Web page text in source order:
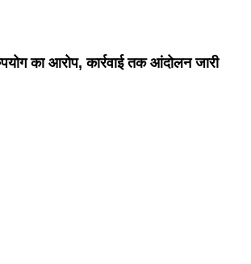
का आरोप, कार्रवाई तक आंदोलन जारी